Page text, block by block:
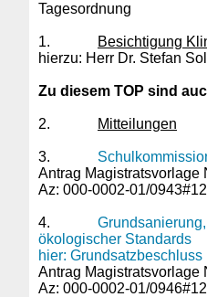
Tagesordnung
1.
Besichtigung
hierzu: Herr Dr. Stefan
Zu diesem TOP sind
2. Mitteilungen
3.
Antrag Magistratsvorlage
Az: 000-0002-01/
4.
ökologischer Standards
hier: Grundsatzbeschluss
Antrag Magistratsvorlage
Az: 000-0002-01/